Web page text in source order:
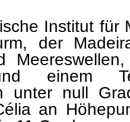
Institut für
der
einem
unter null
an
11 Grad.